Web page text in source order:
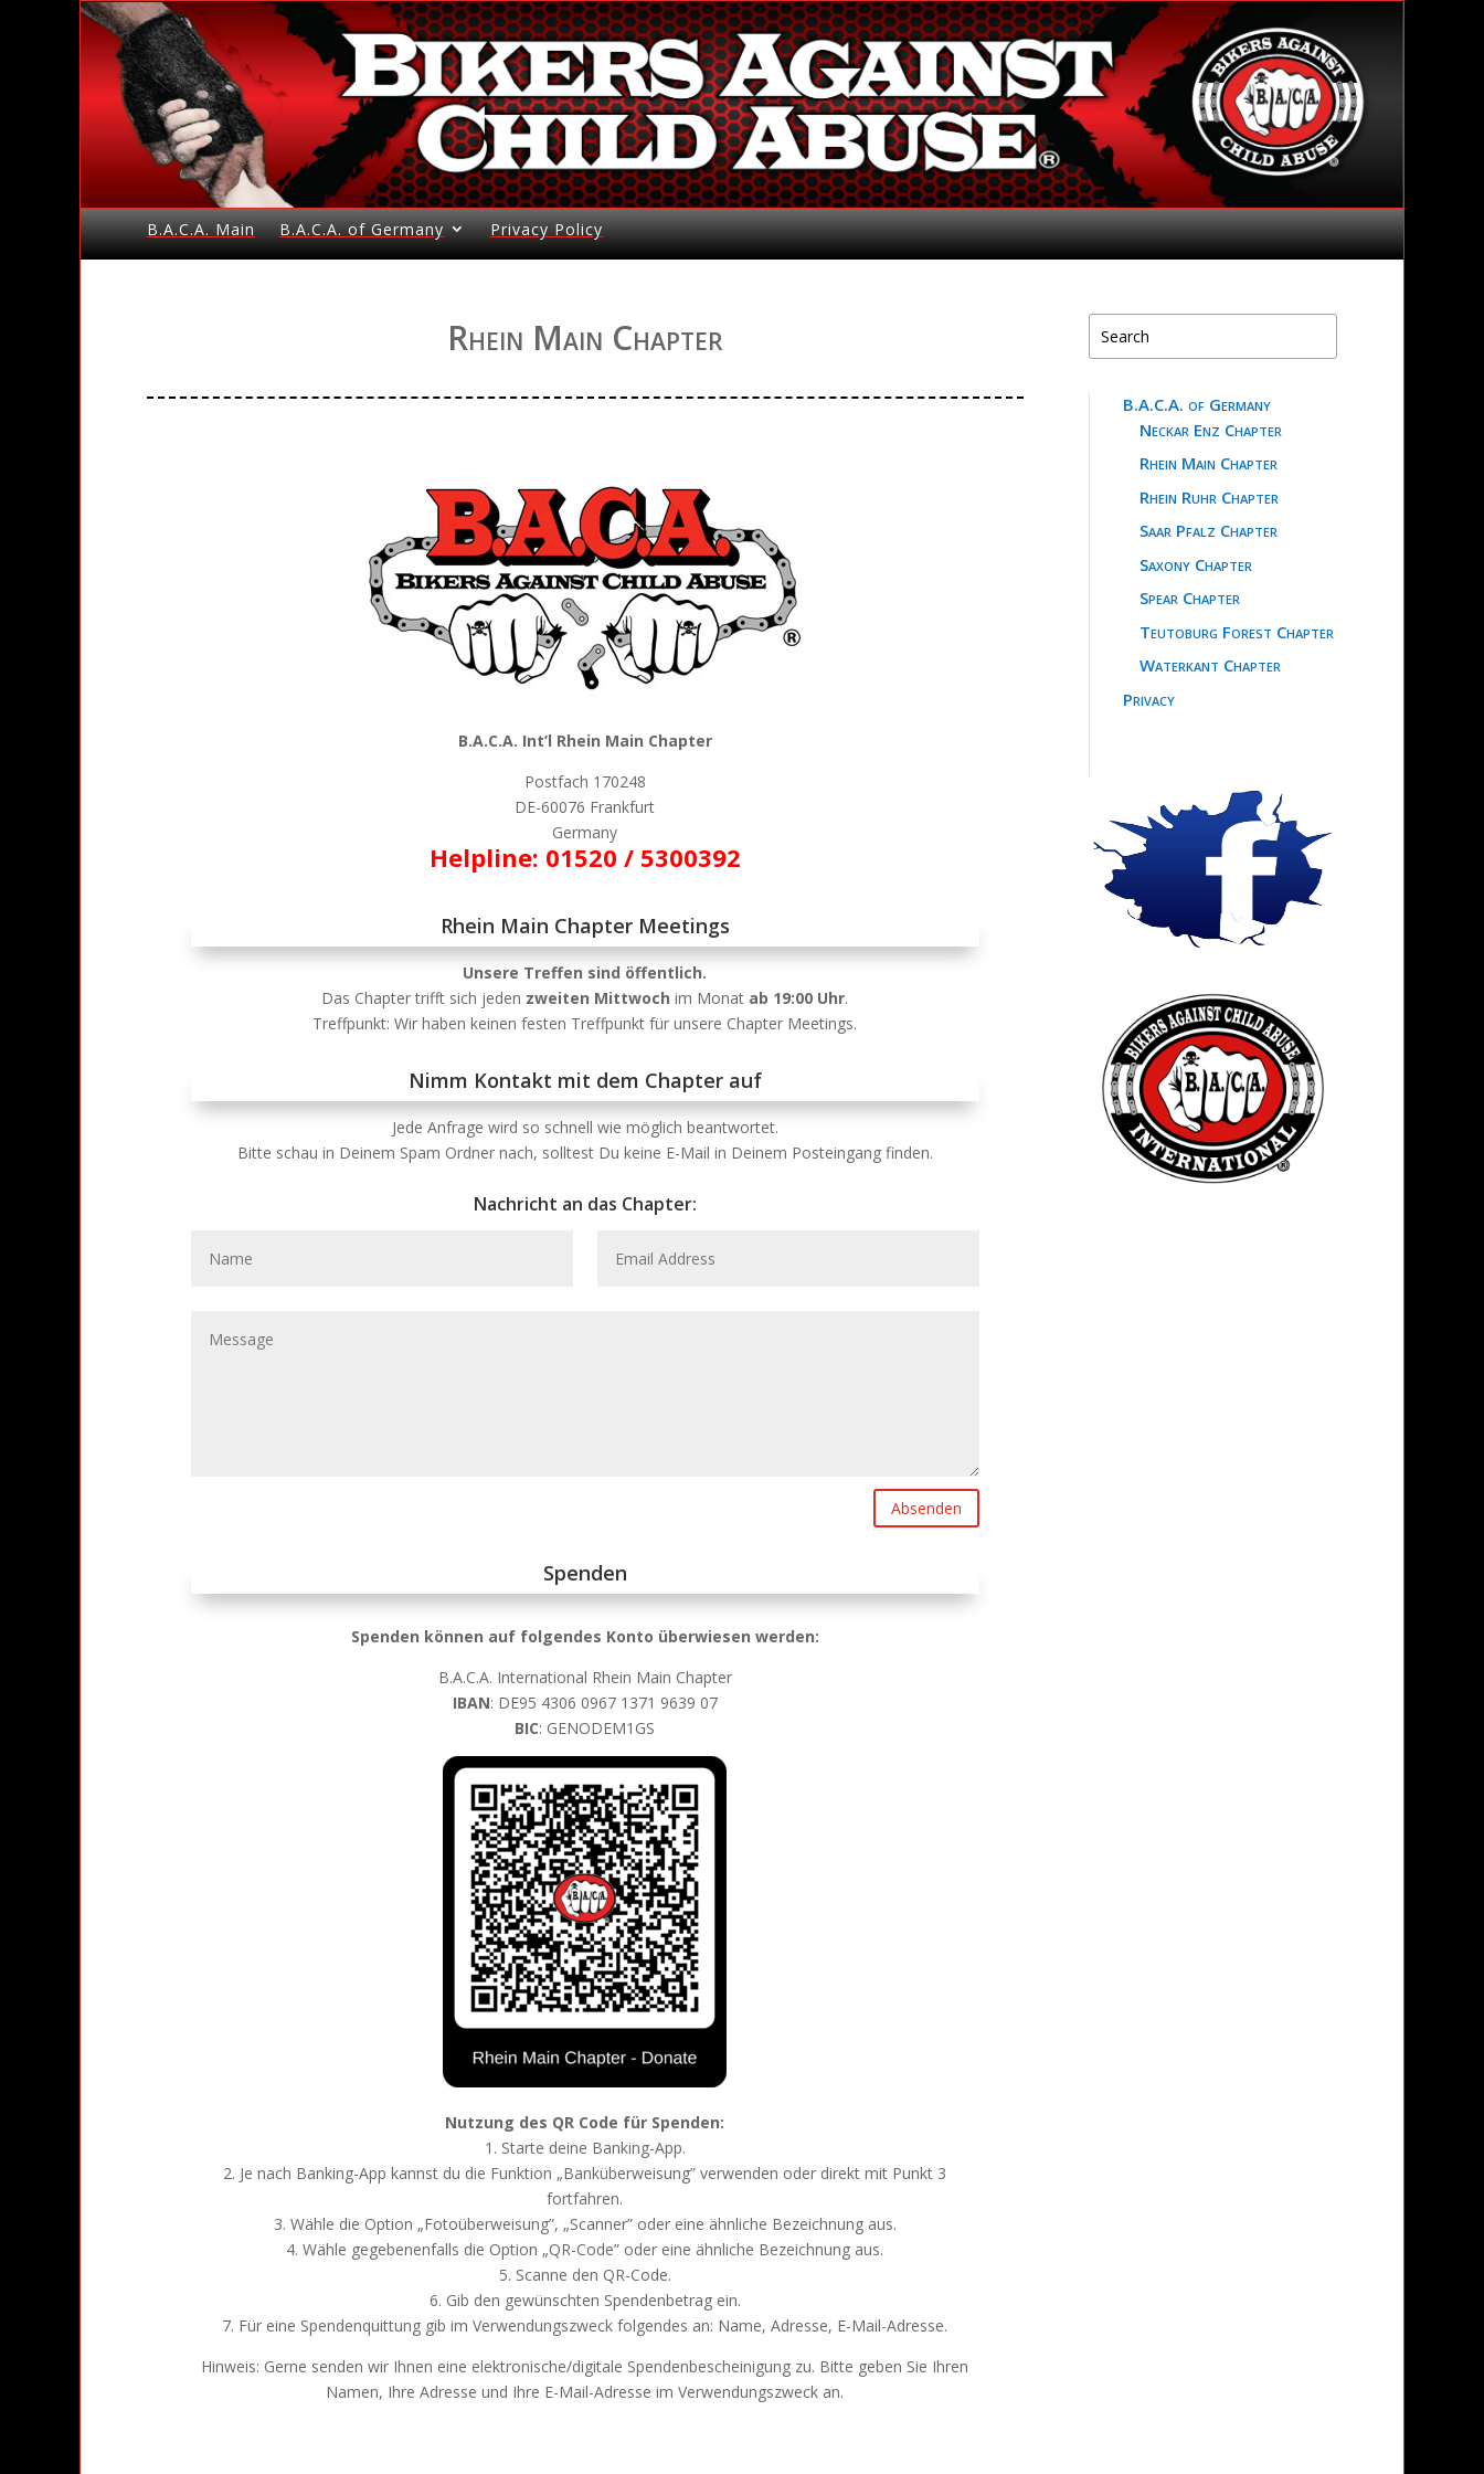
B.A.C.A. Main B.A.C.A. of Germany Privacy Policy
Rhein Main Chapter
B.A.C.A. Int’l Rhein Main Chapter
Postfach 170248
DE-60076 Frankfurt
Germany
Helpline: 01520 / 5300392
Rhein Main Chapter Meetings
Unsere Treffen sind öffentlich.
Das Chapter trifft sich jeden zweiten Mittwoch im Monat ab 19:00 Uhr.
Treffpunkt: Wir haben keinen festen Treffpunkt für unsere Chapter Meetings.
Nimm Kontakt mit dem Chapter auf
Jede Anfrage wird so schnell wie möglich beantwortet.
Bitte schau in Deinem Spam Ordner nach, solltest Du keine E-Mail in Deinem Posteingang finden.
Nachricht an das Chapter:
Absenden
Spenden
Spenden können auf folgendes Konto überwiesen werden:
B.A.C.A. International Rhein Main Chapter
IBAN: DE95 4306 0967 1371 9639 07
BIC: GENODEM1GS
Nutzung des QR Code für Spenden:
1. Starte deine Banking-App.
2. Je nach Banking-App kannst du die Funktion „Banküberweisung” verwenden oder direkt mit Punkt 3
fortfahren.
3. Wähle die Option „Fotoüberweisung”, „Scanner” oder eine ähnliche Bezeichnung aus.
4. Wähle gegebenenfalls die Option „QR-Code” oder eine ähnliche Bezeichnung aus.
5. Scanne den QR-Code.
6. Gib den gewünschten Spendenbetrag ein.
7. Für eine Spendenquittung gib im Verwendungszweck folgendes an: Name, Adresse, E-Mail-Adresse.
Hinweis: Gerne senden wir Ihnen eine elektronische/digitale Spendenbescheinigung zu. Bitte geben Sie Ihren
Namen, Ihre Adresse und Ihre E-Mail-Adresse im Verwendungszweck an.
B.A.C.A. of Germany
Neckar Enz Chapter
Rhein Main Chapter
Rhein Ruhr Chapter
Saar Pfalz Chapter
Saxony Chapter
Spear Chapter
Teutoburg Forest Chapter
Waterkant Chapter
Privacy